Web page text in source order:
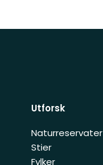
Utforsk
Naturreservater
Stier
Fylker